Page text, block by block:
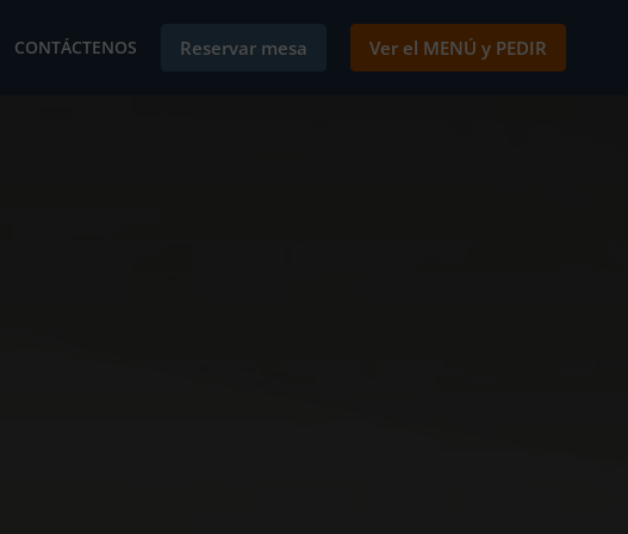
CONTÁCTENOS Reservar mesa Ver el MENÚ y PEDIR